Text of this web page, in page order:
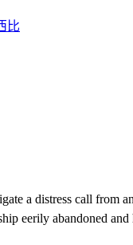
比
a distress call
eerily abandoned